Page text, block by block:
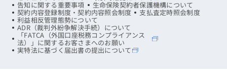
告知に関する重要事項 生命保険契約者保護機構について
契約内容登録制度・契約内容照会制度 支払査定時照会制度
利益相反管理態勢について
ADR（裁判外紛争解決手続）について
「FATCA（外国口座税務コンプライアンス
法）」に関するお客さまへのお願い
実特法に基づく届出書の提出について